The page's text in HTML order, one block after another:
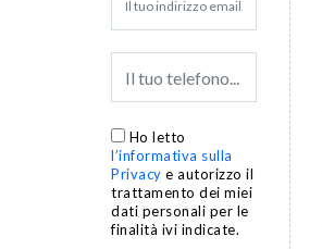
Ho letto
l’informativa sulla
Privacy e autorizzo il
trattamento dei miei
dati personali per le
finalità ivi indicate.